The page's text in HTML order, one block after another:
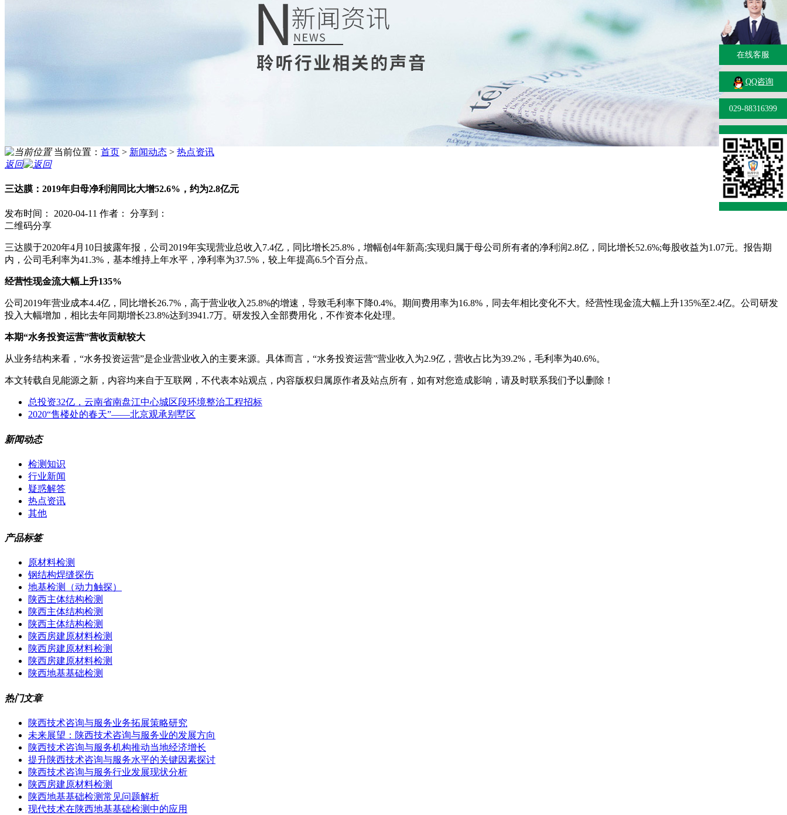
当前位置： 首页 > 新闻动态 > 热点资讯
返回
三达膜：2019年归母净利润同比大增52.6%，约为2.8亿元
发布时间： 2020-04-11 作者：
分享到：
二维码分享
三达膜于2020年4月10日披露年报，公司2019年实现营业总收入7.4亿，同比增长25.8%，增幅创4年新高;实现归属于母公司所有者的净利润2.8亿，同比增长52.6%;每股收益为1.07元。报告期
内，公司毛利率为41.3%，基本维持上年水平，净利率为37.5%，较上年提高6.5个百分点。
经营性现金流大幅上升135%
公司2019年营业成本4.4亿，同比增长26.7%，高于营业收入25.8%的增速，导致毛利率下降0.4%。期间费用率为16.8%，同去年相比变化不大。经营性现金流大幅上升135%至2.4亿。公司研发
投入大幅增加，相比去年同期增长23.8%达到3941.7万。研发投入全部费用化，不作资本化处理。
本期“水务投资运营”营收贡献较大
从业务结构来看，“水务投资运营”是企业营业收入的主要来源。具体而言，“水务投资运营”营业收入为2.9亿，营收占比为39.2%，毛利率为40.6%。
本文转载自见能源之新，内容均来自于互联网，不代表本站观点，内容版权归属原作者及站点所有，如有对您造成影响，请及时联系我们予以删除！
总投资32亿，云南省南盘江中心城区段环境整治工程招标
2020“售楼处的春天”——北京观承别墅区
新闻动态
检测知识
行业新闻
疑惑解答
热点资讯
其他
产品标签
原材料检测
钢结构焊缝探伤
地基检测（动力触探）
陕西主体结构检测
陕西主体结构检测
陕西主体结构检测
陕西房建原材料检测
陕西房建原材料检测
陕西房建原材料检测
陕西地基基础检测
热门文章
陕西技术咨询与服务业务拓展策略研究
未来展望：陕西技术咨询与服务业的发展方向
陕西技术咨询与服务机构推动当地经济增长
提升陕西技术咨询与服务水平的关键因素探讨
陕西技术咨询与服务行业发展现状分析
陕西房建原材料检测
陕西地基基础检测常见问题解析
现代技术在陕西地基基础检测中的应用
在线客服
QQ咨询
029-88316399